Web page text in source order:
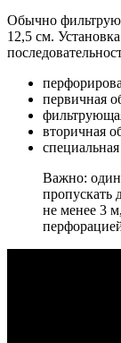
Обычно
12,5 см.
первичная
вторичная
Важно: один
пропускать
не менее 3